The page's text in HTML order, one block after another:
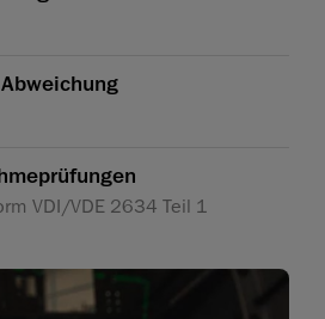
VDI/VDE 2634 Teil 1